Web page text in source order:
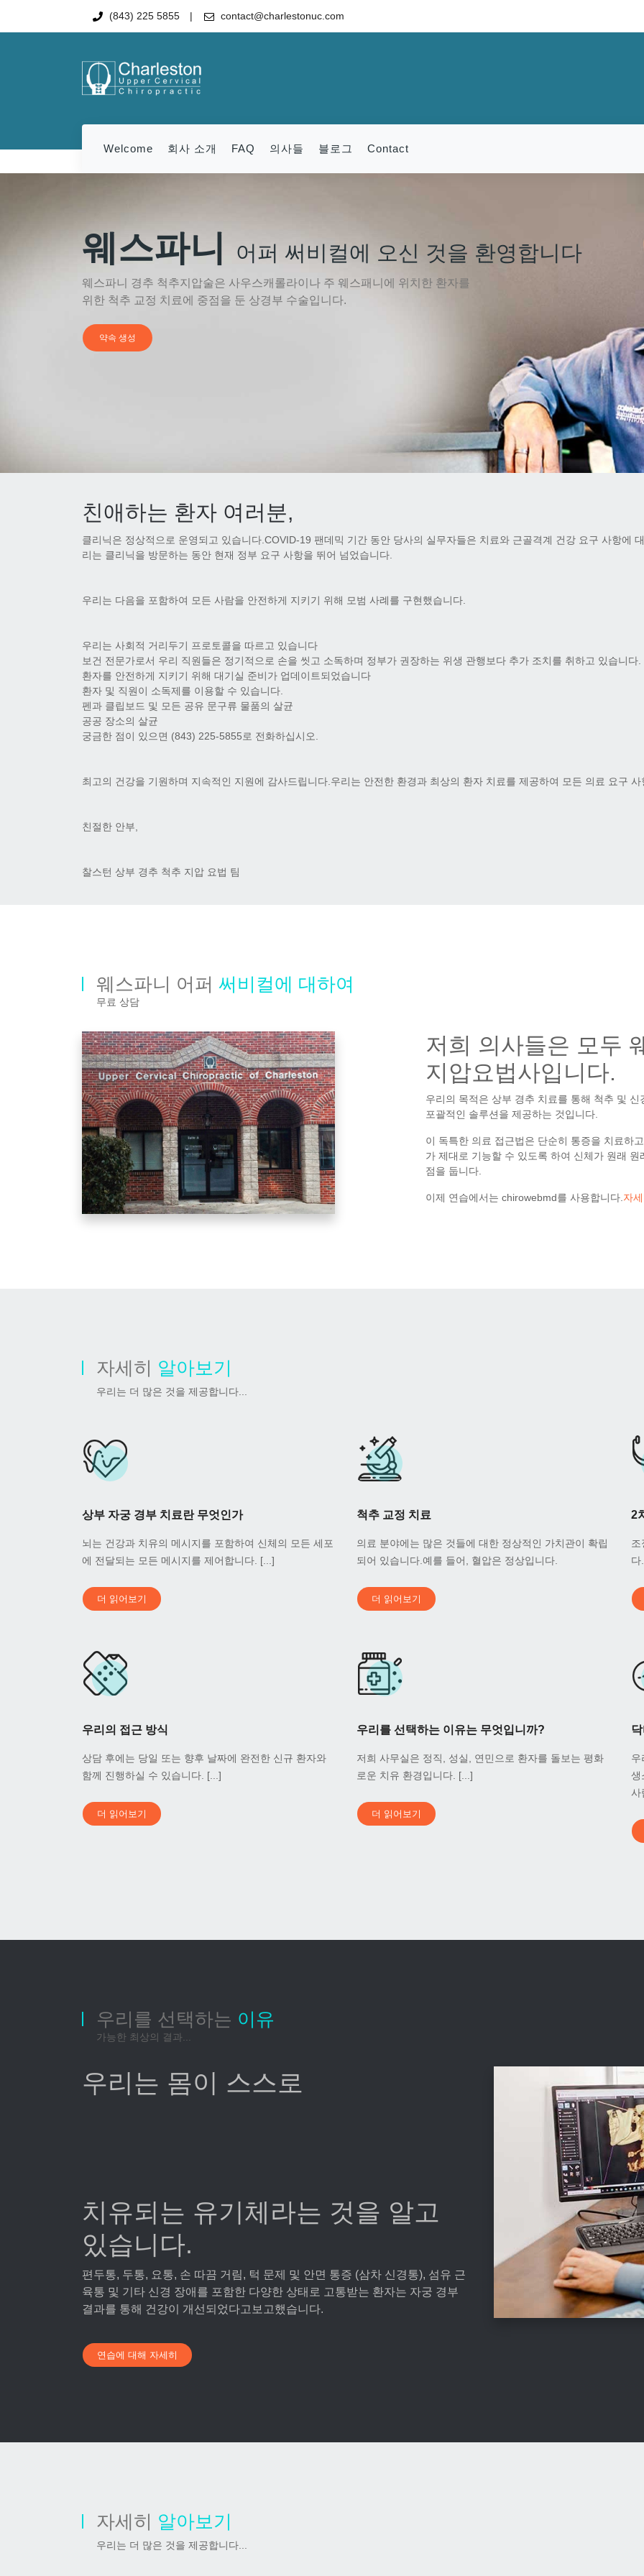
(843) 225 5855 contact@charlestonuc.com
Welcome 회사 소개 FAQ 의사들 블로그 Contact
웨스파니 어퍼 써비컬에 오신 것을 환영합니다
웨스파니 경추 척추지압술은 사우스캐롤라이나 주 웨스패니에 위치한 환자를
위한 척추 교정 치료에 중점을 둔 상경부 수술입니다.
약속 생성
친애하는 환자 여러분,
클리닉은 정상적으로 운영되고 있습니다.COVID-19 팬데믹 기간 동안 당사의 실무자들은 치료와 근골격계 건강 요구 사항에
리는 클리닉을 방문하는 동안 현재 정부 요구 사항을 뛰어 넘었습니다.
우리는 다음을 포함하여 모든 사람을 안전하게 지키기 위해 모범 사례를 구현했습니다.
우리는 사회적 거리두기 프로토콜을 따르고 있습니다
보건 전문가로서 우리 직원들은 정기적으로 손을 씻고 소독하며 정부가 권장하는 위생 관행보다 추가 조치를 취하고 있습니다.
환자를 안전하게 지키기 위해 대기실 준비가 업데이트되었습니다
환자 및 직원이 소독제를 이용할 수 있습니다.
펜과 클립보드 및 모든 공유 문구류 물품의 살균
공공 장소의 살균
궁금한 점이 있으면 (843) 225-5855로 전화하십시오.
최고의 건강을 기원하며 지속적인 지원에 감사드립니다.우리는 안전한 환경과 최상의 환자 치료를 제공하여 모든 의료 요구
친절한 안부,
찰스턴 상부 경추 척추 지압 요법 팀
웨스파니 어퍼 써비컬에 대하여
무료 상담
저희 의사들은 모두
지압요법사입니다.
우리의 목적은 상부 경추 치료를 통해 척추 및
포괄적인 솔루션을 제공하는 것입니다.
이 독특한 의료 접근법은 단순히 통증을 치료하
가 제대로 기능할 수 있도록 하여 신체가 원래
점을 둡니다.
이제 연습에서는 chirowebmd를 사용합니다. 자
자세히 알아보기
우리는 더 많은 것을 제공합니다...
상부 자궁 경부 치료란 무엇인가
뇌는 건강과 치유의 메시지를 포함하여 신체의 모든 세포
에 전달되는 모든 메시지를 제어합니다. [...]
더 읽어보기
척추 교정 치료
의료 분야에는 많은 것들에 대한 정상적인 가치관이 확립
되어 있습니다.예를 들어, 혈압은 정상입니다.
더 읽어보기
2
조
다
우리의 접근 방식
상담 후에는 당일 또는 향후 날짜에 완전한 신규 환자와
함께 진행하실 수 있습니다. [...]
더 읽어보기
우리를 선택하는 이유는 무엇입니까?
저희 사무실은 정직, 성실, 연민으로 환자를 돌보는 평화
로운 치유 환경입니다. [...]
더 읽어보기
우
생
사
우리를 선택하는 이유
가능한 최상의 결과...
우리는 몸이 스스로
치유되는 유기체라는 것을 알고
있습니다.
편두통, 두통, 요통, 손 따끔 거림, 턱 문제 및 안면 통증 (삼차 신경통), 섬유 근
육통 및 기타 신경 장애를 포함한 다양한 상태로 고통받는 환자는 자궁 경부
결과를 통해 건강이 개선되었다고보고했습니다.
연습에 대해 자세히
자세히 알아보기
우리는 더 많은 것을 제공합니다...